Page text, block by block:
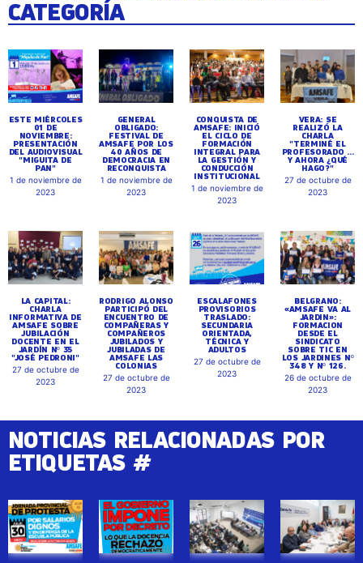
CATEGORÍA
ESTE MIÉRCOLES
01 DE
NOVIEMBRE:
PRESENTACIÓN
DEL AUDIOVISUAL
"MIGUITA DE
PAN"
1 de noviembre de
2023
GENERAL
OBLIGADO:
FESTIVAL DE
AMSAFE POR LOS
40 AÑOS DE
DEMOCRACIA EN
RECONQUISTA
1 de noviembre de
2023
CONQUISTA DE
AMSAFE: INICIÓ
EL CICLO DE
FORMACIÓN
INTEGRAL PARA
LA GESTIÓN Y
CONDUCCIÓN
INSTITUCIONAL
1 de noviembre de
2023
VERA: SE
REALIZÓ LA
CHARLA
"TERMINÉ EL
PROFESORADO ...
Y AHORA ¿QUÉ
HAGO?"
27 de octubre de
2023
LA CAPITAL:
CHARLA
INFORMATIVA DE
AMSAFE SOBRE
JUBILACIÓN
DOCENTE EN EL
JARDÍN Nº 35
"JOSÉ PEDRONI"
27 de octubre de
2023
RODRIGO ALONSO
PARTICIPÓ DEL
ENCUENTRO DE
COMPAÑERAS Y
COMPAÑEROS
JUBILADOS Y
JUBILADAS DE
AMSAFE LAS
COLONIAS
27 de octubre de
2023
ESCALAFONES
PROVISORIOS
TRASLADO:
SECUNDARIA
ORIENTADA,
TÉCNICA Y
ADULTOS
27 de octubre de
2023
BELGRANO:
«AMSAFE VA AL
JARDIN»:
FORMACION
DESDE EL
SINDICATO
SOBRE TIC EN
LOS JARDINES Nº
348 Y Nº 126.
26 de octubre de
2023
NOTICIAS RELACIONADAS POR
ETIQUETAS #